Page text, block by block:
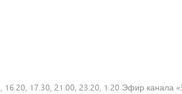
17.30, 21.00, 23.20, 1.20 Эфир канала